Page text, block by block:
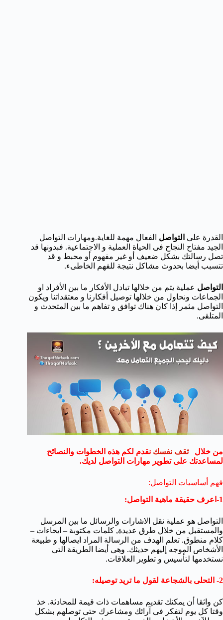
القدرة على التواصل الفعال مهمة للغاية.ومهارات التواصل
الجيد مفتاح النجاح فى الحياة العملية و الاجتماعية. فبدونها قد
تصل رسالتك بشكل ضعيف أو غير مفهوم أو محبط و قد
تتسبب أيضا بحدوث مشاكل نتيجة للفهم الخاطىء.
التواصل عملية يتم من خلالها تبادل الأفكار ما بين الأفراد او
الجماعات ونحاول من خلالها توصيل أفكارنا و معتقداتنا ويكون
التواصل مثمر إذا كان هناك توافق و تفاهم ما بين المتحدث و
المتلقى.
من خلال ثقف نفسك نقدم لكم هذه الخطوات والنصائح
لمساعدتك على تطوير مهارات التواصل لديك.
فهم أساسيات التواصل:
1-اعرف حقيقة ماهية التواصل:
التواصل هو عملية نقل الاشارات والرسائل ما بين المرسل
والمستقبل من خلال طرق عديدة, كلمات مكتوبة – ايحاءات –
كلام منطوق. تعلم الهدف من الرسالة المراد ايصالها و طبيعة
الأشخاص الموجه إليهم حديثك. وهى أيضا الطريقة التى
نستخدمها لتأسيس و تطوير العلاقات.
2- التحلى بالشجاعة لقول ما تريد توصيله:
كن واثقا أن يمكنك تقديم مساهمات ذات قيمة للمحادثة. خذ
وقتا كل يوم لتفكر فى آرائك ومشاعرك حتى توصلهم بشكل